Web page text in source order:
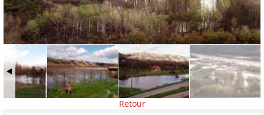
Retour